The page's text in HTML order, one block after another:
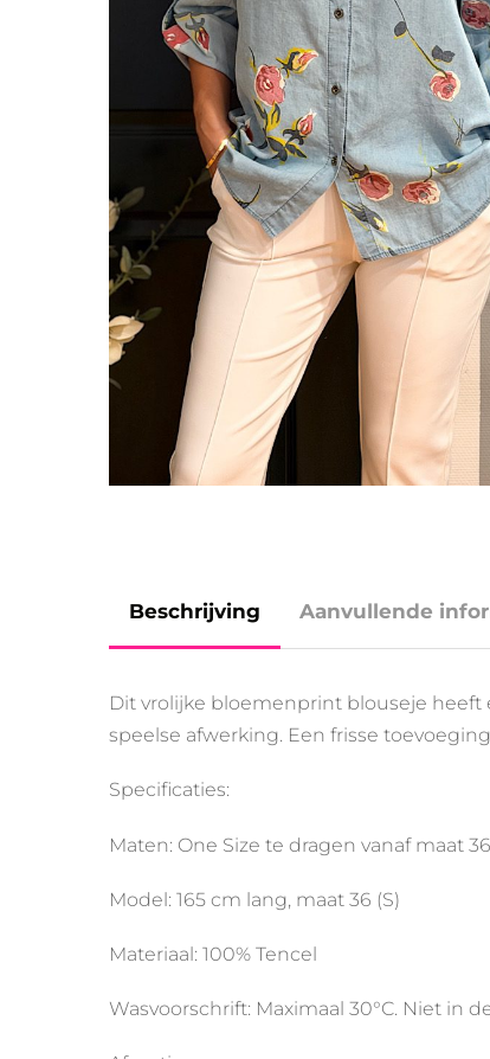
Beschrijving Aanvullende
Dit vrolijke bloemenprint blouseje
speelse afwerking. Een frisse
Specificaties:
Maten: One Size te dragen vanaf maat
Model: 165 cm lang, maat 36 (S)
Materiaal: 100% Tencel
Wasvoorschrift: Maximaal 30°C. Niet in